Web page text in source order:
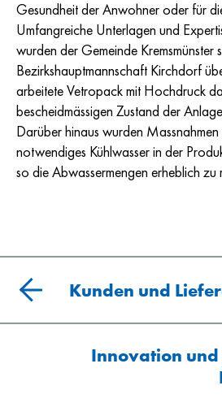
Gesundheit der Anwohner oder für
Umfangreiche Unterlagen und
wurden der Gemeinde Kremsmünster
Bezirkshauptmannschaft Kirchdorf
arbeitete Vetropack mit Hochdruck
bescheidmässigen Zustand der
Darüber hinaus wurden
notwendiges Kühlwasser in der
so die Abwassermengen erheblich zu
Kunden und
Innovation und